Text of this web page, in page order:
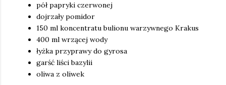
pół papryki czerwonej
dojrzały pomidor
150 ml koncentratu bulionu warzywnego Krakus
400 ml wrzącej wody
łyżka przyprawy do gyrosa
garść liści bazylii
oliwa z oliwek